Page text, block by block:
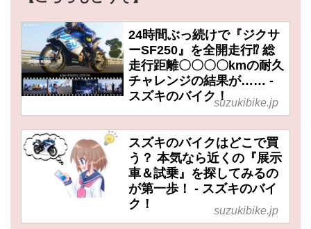
24時間ぶっ続けで『ジクサ
ーSF250』を全開走行⁉︎ 総
走行距離〇〇〇〇kmの耐久
チャレンジの結果が…… -
スズキのバイク！suzukibike.jp
スズキのバイクはどこで買
う？ 本気なら近くの『展示
車＆試乗』を探してみるの
が第一歩！ - スズキのバイ
ク！
suzukibike.jp